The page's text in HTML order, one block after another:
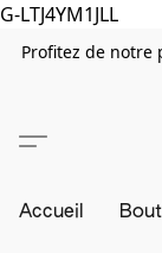
G-LTJ4YM1JLL
Profitez de notre
Accueil